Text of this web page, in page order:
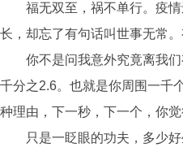
福无双至，祸不单行。疫
长，却忘了有句话叫世事无常
你不是问我意外究竟离我
千分之2.6。也就是你周围一千
种理由，下一秒，下一个，你觉
只是一眨眼的功夫，多少